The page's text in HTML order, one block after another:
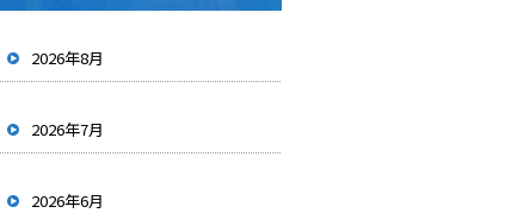
2026年8月
2026年7月
2026年6月